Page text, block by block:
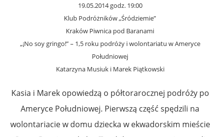
19.05.2014 godz. 19:00
Klub Podróżników „Śródziemie”
Kraków Piwnica pod Baranami
„¡No soy gringo!” – 1,5 roku podróży i wolontariatu w Ameryce
Południowej
Katarzyna Musiuk i Marek Piątkowski
Kasia i Marek opowiedzą o półtorarocznej podróży po
Ameryce Południowej. Pierwszą część spędzili na
wolontariacie w domu dziecka w ekwadorskim mieście